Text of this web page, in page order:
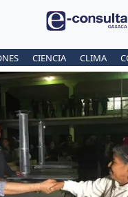
CIENCIA CLIMA